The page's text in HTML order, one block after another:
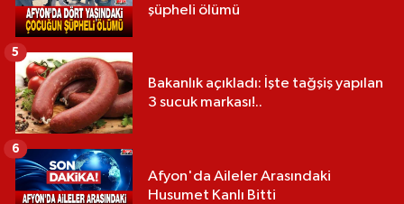
şüpheli ölümü
Bakanlık açıkladı: İşte tağşiş yapılan
3 sucuk markası!..
5
Afyon'da Aileler Arasındaki
Husumet Kanlı Bitti
6